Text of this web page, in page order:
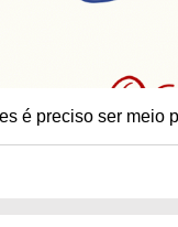
é preciso ser meio